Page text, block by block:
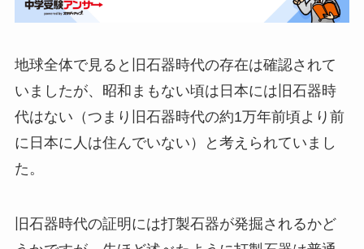
地球全体で見ると旧石器時代の存在は確認されて
いましたが、昭和まもない頃は日本には旧石器時
代はない（つまり旧石器時代の約1万年前頃より前
に日本に人は住んでいない）と考えられていまし
た。
旧石器時代の証明には打製石器が発掘されるかど